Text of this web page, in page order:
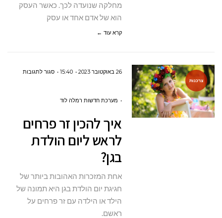
מחלקה שנועדה לכך. כאשר העסק
הוא של אדם אחד או עסק
קרא עוד ←
צרכנות
26 באוקטובר 2023 15:40 סגור לתגובותעל
מערכת חדשות רמלה לוד
איך להכין זר פרחים
לראש ליום הולדת
בגן?
אחת המזכרות האהובות ביותר של
חגיגת יום הולדת בגן היא תמונה של
הילד או הילדה עם זר פרחים על
ראשם.